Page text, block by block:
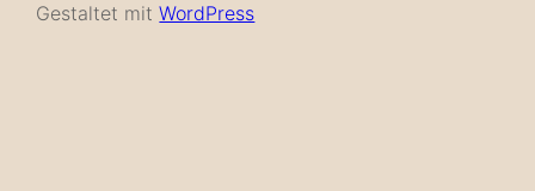
Gestaltet mitWordPress